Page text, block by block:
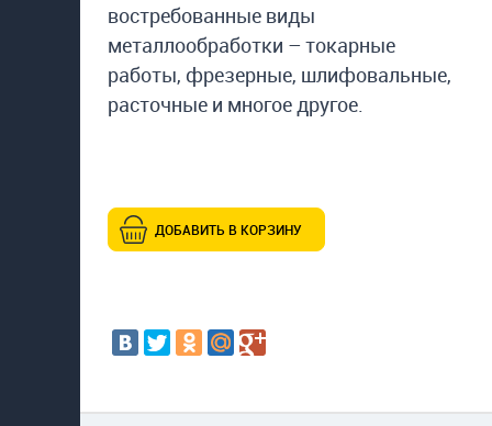
востребованные виды
металлообработки – токарные
работы, фрезерные, шлифовальные,
расточные и многое другое.
ДОБАВИТЬ В КОРЗИНУ